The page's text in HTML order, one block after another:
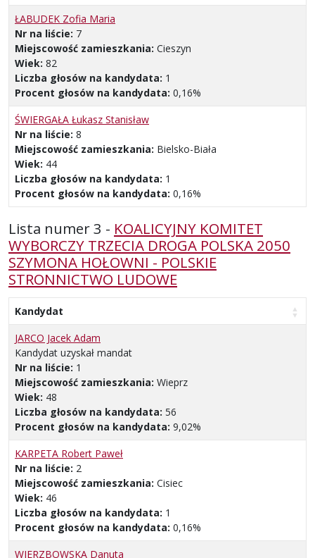
ŁABUDEK Zofia Maria
Nr na liście: 7
Miejscowość zamieszkania: Cieszyn
Wiek: 82
Liczba głosów na kandydata: 1
Procent głosów na kandydata: 0,16%
ŚWIERGAŁA Łukasz Stanisław
Nr na liście: 8
Miejscowość zamieszkania: Bielsko-Biała
Wiek: 44
Liczba głosów na kandydata: 1
Procent głosów na kandydata: 0,16%
Lista numer 3 - KOALICYJNY KOMITET
WYBORCZY TRZECIA DROGA POLSKA 2050
SZYMONA HOŁOWNI - POLSKIE
STRONNICTWO LUDOWE
Kandydat
JARCO Jacek Adam
Kandydat uzyskał mandat
Nr na liście: 1
Miejscowość zamieszkania: Wieprz
Wiek: 48
Liczba głosów na kandydata: 56
Procent głosów na kandydata: 9,02%
KARPETA Robert Paweł
Nr na liście: 2
Miejscowość zamieszkania: Cisiec
Wiek: 46
Liczba głosów na kandydata: 1
Procent głosów na kandydata: 0,16%
WIERZBOWSKA Danuta